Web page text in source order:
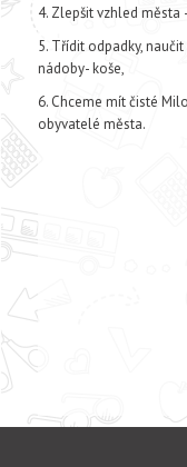
Zlepšit vzhled města
Třídit odpadky,
nádoby- koše,
Chceme mít čisté
obyvatelé města.